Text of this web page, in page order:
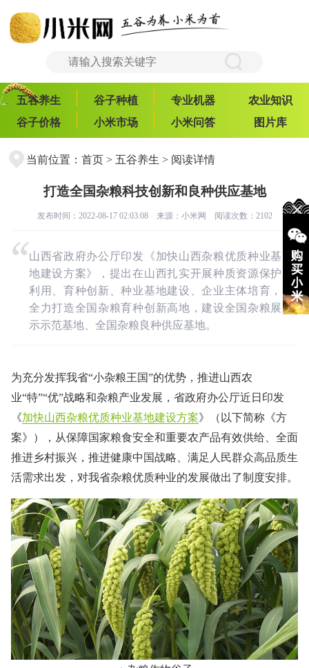
五谷养生 谷子种植 专业机器
农业知识
谷子价格
小米市场 小米问答 图片库
当前位置： 首页> 五谷养生 > 阅读详情
打造全国杂粮科技创新和良种供应基地
发布时间：2022-08-17 02:03:08 来源： 小米网 阅读次数：2102
山西省政府办公厅印发《加快山西杂粮优质种业基
地建设方案》，提出在山西扎实开展种质资源保护
利用、育种创新、种业基地建设、企业主体培育，
全力打造全国杂粮育种创新高地，建设全国杂粮展
示示范基地、全国杂粮良种供应基地。
为充分发挥我省“小杂粮王国”的优势，推进山西农
业“特”“优”战略和杂粮产业发展，省政府办公厅近日印发
《加快山西杂粮优质种业基地建设方案》（以下简称《方
案》），从保障国家粮食安全和重要农产品有效供给、全面
推进乡村振兴，推进健康中国战略、满足人民群众高品质生
活需求出发，对我省杂粮优质种业的发展做出了制度安排。